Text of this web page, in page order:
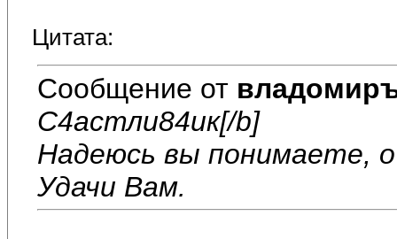
Цитата:
Сообщение от
С4астли84ик[/b]
Надеюсь вы понимаете,
Удачи Вам.